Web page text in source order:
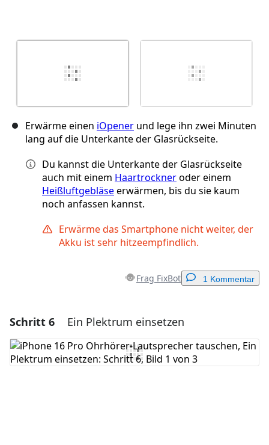
Erwärme einen iOpener und lege ihn zwei Minuten
lang auf die Unterkante der Glasrückseite.
Du kannst die Unterkante der Glasrückseite
auch mit einem Haartrockneroder einem
Heißluftgebläseerwärmen, bis du sie kaum
noch anfassen kannst.
Erwärme das Smartphone nicht weiter, der
Akku ist sehr hitzeempfindlich.
Frag FixBot 1 Kommentar
Einen Kommentar hinzufügen
Kommentar hinzufügen
Schritt 6 Ein Plektrum einsetzen